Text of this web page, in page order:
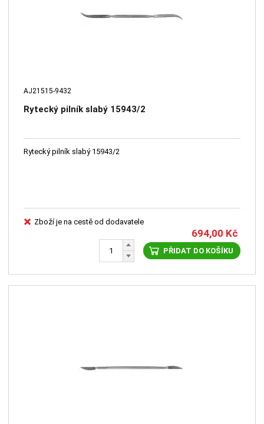
AJ21515-9432
Rytecký pilník slabý 15943/2
Rytecký pilník slabý 15943/2
Zboží je na cestě od dodavatele
694,00 Kč
PŘIDAT DO KOŠÍKU